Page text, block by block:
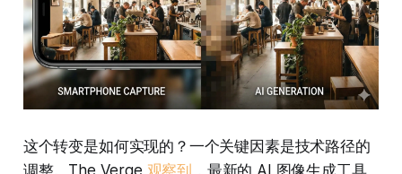
这个转变是如何实现的？一个关键因素是技术路径的